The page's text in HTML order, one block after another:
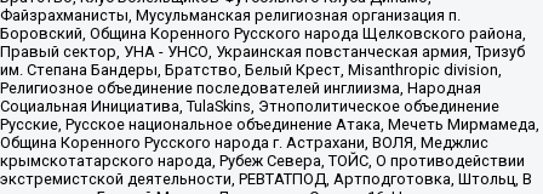
Файзрахманисты, Мусульманская религиозная организация п.
Боровский, Община Коренного Русского народа Щелковского района,
Правый сектор, УНА - УНСО, Украинская повстанческая армия, Тризуб
им. Степана Бандеры, Братство, Белый Крест, Misanthropic division,
Религиозное объединение последователей инглиизма, Народная
Социальная Инициатива, TulaSkins, Этнополитическое объединение
Русские, Русское национальное объединение Атака, Мечеть Мирмамеда,
Община Коренного Русского народа г. Астрахани, ВОЛЯ, Меджлис
крымскотатарского народа, Рубеж Севера, ТОЙС, О противодействии
экстремистской деятельности, РЕВТАТПОД, Артподготовка, Штольц, В